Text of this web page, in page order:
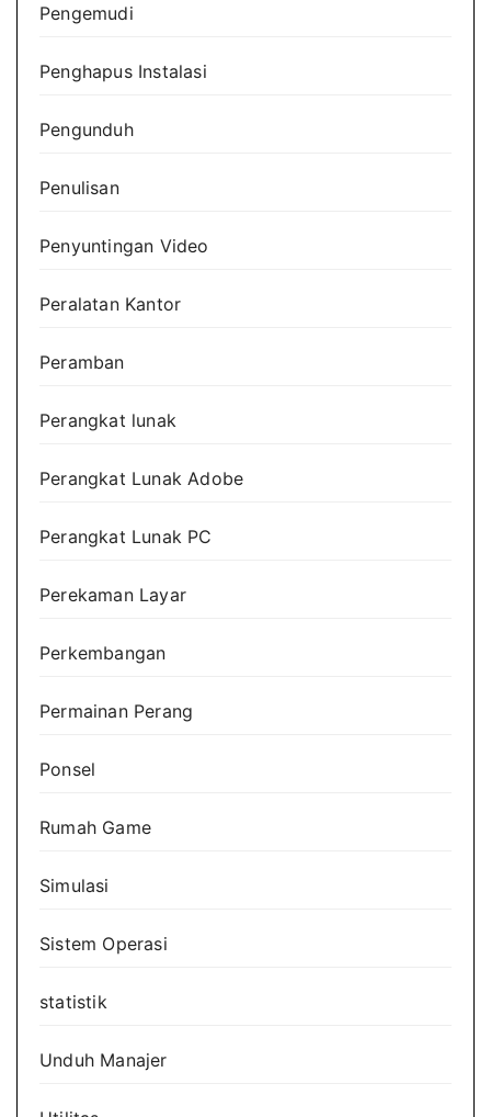
Pengemudi
Penghapus Instalasi
Pengunduh
Penulisan
Penyuntingan Video
Peralatan Kantor
Peramban
Perangkat lunak
Perangkat Lunak Adobe
Perangkat Lunak PC
Perekaman Layar
Perkembangan
Permainan Perang
Ponsel
Rumah Game
Simulasi
Sistem Operasi
statistik
Unduh Manajer